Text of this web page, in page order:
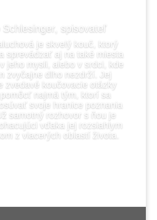
Schlesinger, spisovateľ
je skvelý kouč, ktorý
sprevádzať aj na také miesta
jeho mysli, alebo v srdci, kde
zvyčajne dlho nezdrží. Jej
zvedavé koučovacie otázky
najmä tým,
ktorí sa
svoje hranice poznania
samotný rozhovor s ňou je
vďaka jej rozsiahlym
z viacerých oblastí života.